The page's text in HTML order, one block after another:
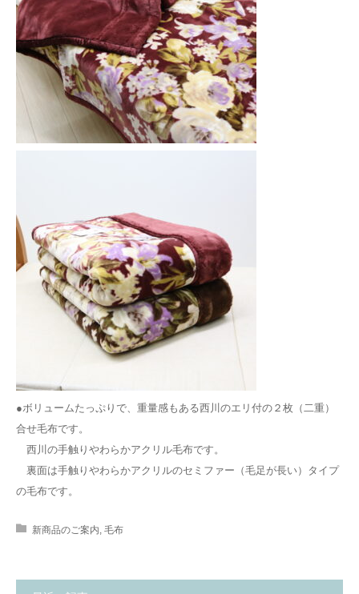
●ボリュームたっぷりで、重量感もある西川のエリ付の２枚（二重）
合せ毛布です。
西川の手触りやわらかアクリル毛布です。
裏面は手触りやわらかアクリルのセミファー（毛足が長い）タイプ
の毛布です。
新商品のご案内, 毛布